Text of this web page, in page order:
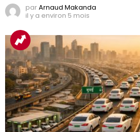
parArnaud Makanda
il y a environ 5 mois